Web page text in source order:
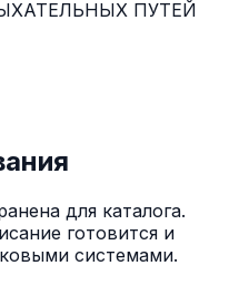
ПУТЕЙ
для каталога.
готовится и
системами.